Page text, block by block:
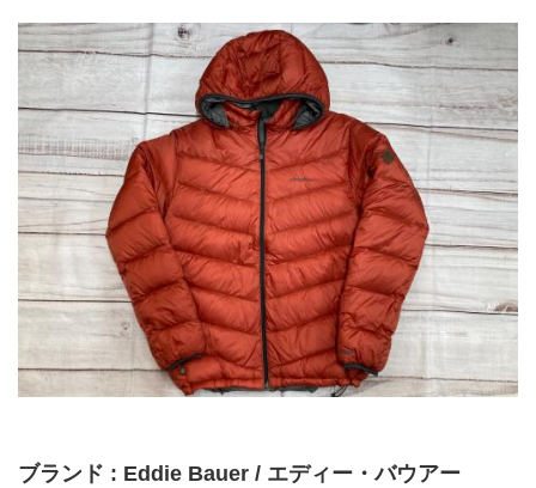
ブランド : Eddie Bauer / エディー・バウアー